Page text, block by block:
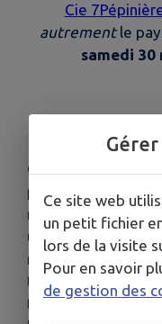
Cie
autrementle
samedi 30
C'est un regard
portée sur les
reliefs, et ici sur la
une manière
manière sensible,
temps
toutes nos
Gérer
Ce site web
un petit fichier
lors de la visite
Pour en savoir
de gestion des